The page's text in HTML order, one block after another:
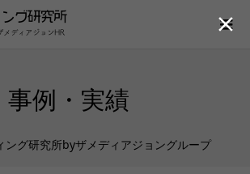
事例・実績
ング研究所byザメディアジョングループ
